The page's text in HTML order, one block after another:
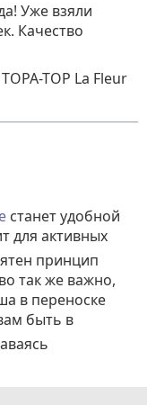
Уже взяли
Качество
TOP La Fleur
станет удобной
для активных
принцип
так же важно,
в переноске
быть в